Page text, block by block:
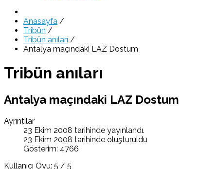
Anasayfa /
Tribün /
Tribün anıları /
Antalya maçındaki LAZ Dostum
Tribün anıları
Antalya maçındaki LAZ Dostum
Ayrıntılar
23 Ekim 2008 tarihinde yayınlandı.
23 Ekim 2008 tarihinde oluşturuldu
Gösterim: 4766
Kullanıcı Oyu: 5 / 5